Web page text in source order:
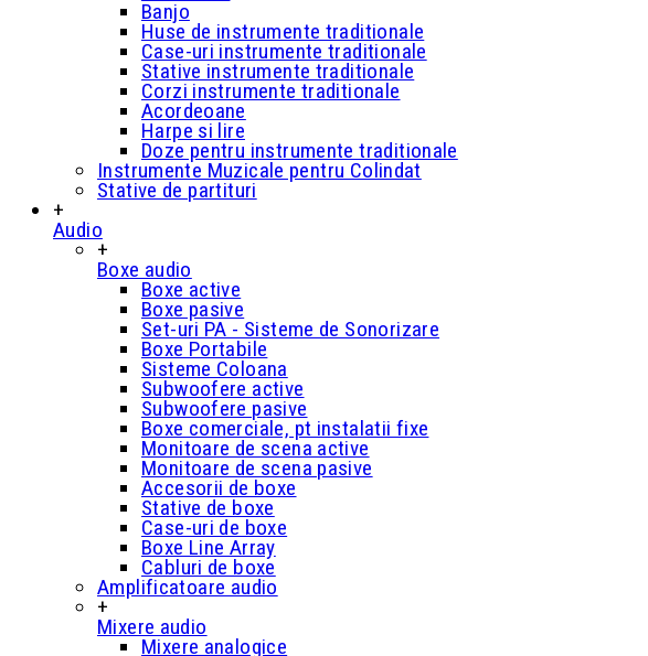
Banjo
Huse de instrumente traditionale
Case-uri instrumente traditionale
Stative instrumente traditionale
Corzi instrumente traditionale
Acordeoane
Harpe si lire
Doze pentru instrumente traditionale
Instrumente Muzicale pentru Colindat
Stative de partituri
+
Audio
+
Boxe audio
Boxe active
Boxe pasive
Set-uri PA - Sisteme de Sonorizare
Boxe Portabile
Sisteme Coloana
Subwoofere active
Subwoofere pasive
Boxe comerciale, pt instalatii fixe
Monitoare de scena active
Monitoare de scena pasive
Accesorii de boxe
Stative de boxe
Case-uri de boxe
Boxe Line Array
Cabluri de boxe
Amplificatoare audio
+
Mixere audio
Mixere analogice